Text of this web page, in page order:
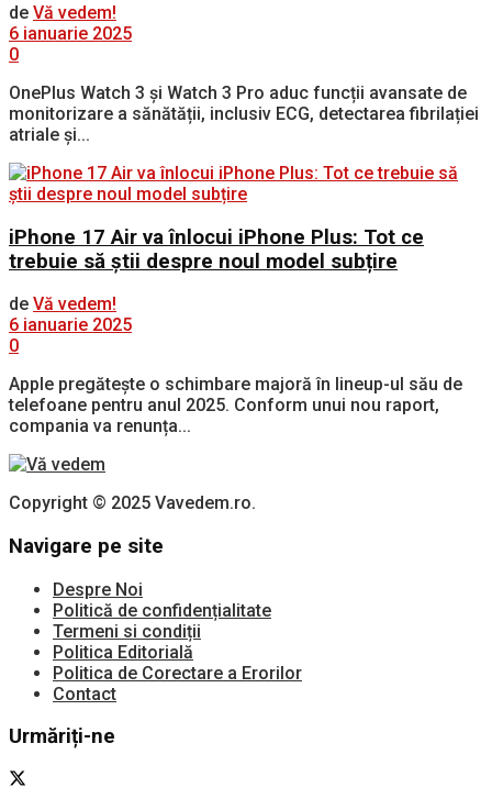
de Vă vedem!
6 ianuarie 2025
0
OnePlus Watch 3 și Watch 3 Pro aduc funcții avansate de
monitorizare a sănătății, inclusiv ECG, detectarea fibrilației
atriale și...
iPhone 17 Air va înlocui iPhone Plus: Tot ce
trebuie să știi despre noul model subțire
de Vă vedem!
6 ianuarie 2025
0
Apple pregătește o schimbare majoră în lineup-ul său de
telefoane pentru anul 2025. Conform unui nou raport,
compania va renunța...
Copyright © 2025 Vavedem.ro.
Navigare pe site
Despre Noi
Politică de confidențialitate
Termeni si condiții
Politica Editorială
Politica de Corectare a Erorilor
Contact
Urmăriți-ne